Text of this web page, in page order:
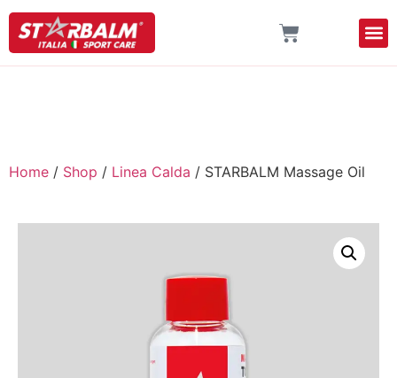
Home / Shop / Linea Calda / STARBALM Massage Oil